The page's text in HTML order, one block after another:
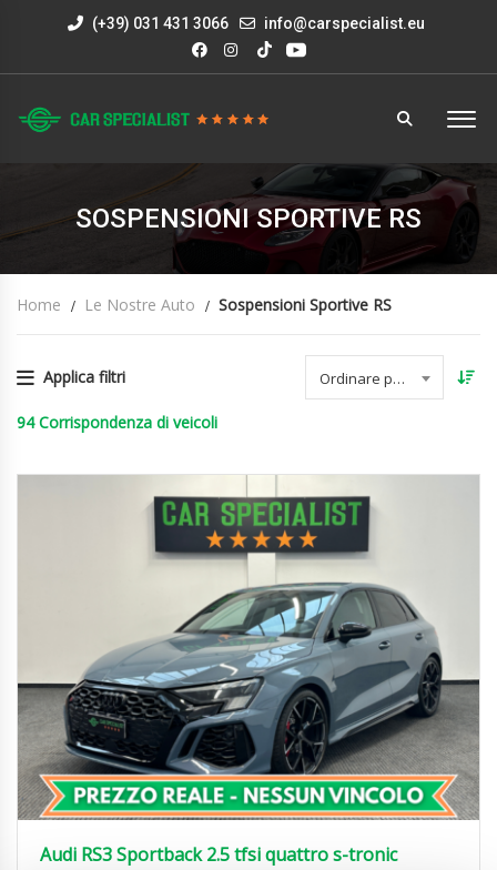
(+39) 031 431 3066 info@carspecialist.eu
SOSPENSIONI SPORTIVE RS
Home Le Nostre Auto Sospensioni Sportive RS
Applica filtri Ordinare per data
94 Corrispondenza di veicoli
Audi RS3 Sportback 2.5 tfsi quattro s-tronic